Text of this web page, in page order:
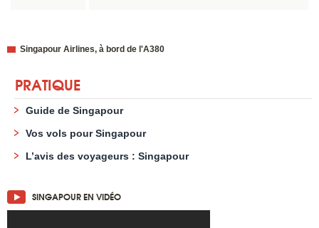
Singapour Airlines, à bord de l'A380
PRATIQUE
Guide de Singapour
Vos vols pour Singapour
L’avis des voyageurs : Singapour
SINGAPOUR EN VIDÉO